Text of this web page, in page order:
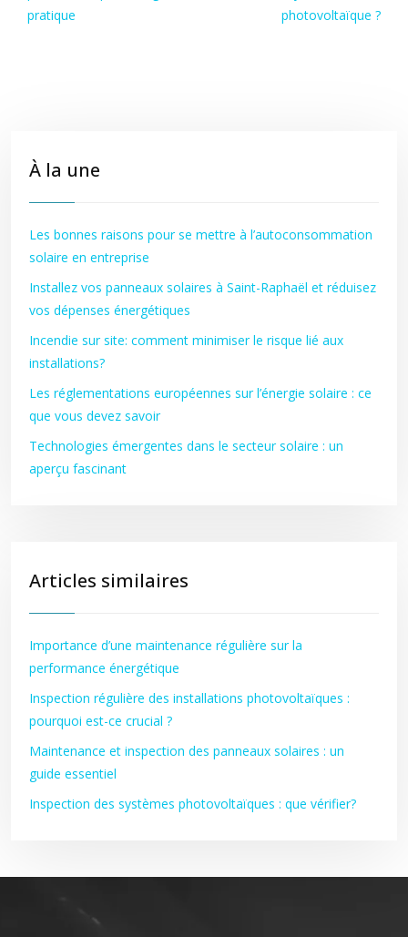
pratique
photovoltaïque ?
À la une
Les bonnes raisons pour se mettre à l’autoconsommation
solaire en entreprise
Installez vos panneaux solaires à Saint-Raphaël et réduisez
vos dépenses énergétiques
Incendie sur site: comment minimiser le risque lié aux
installations?
Les réglementations européennes sur l’énergie solaire : ce
que vous devez savoir
Technologies émergentes dans le secteur solaire : un
aperçu fascinant
Articles similaires
Importance d’une maintenance régulière sur la
performance énergétique
Inspection régulière des installations photovoltaïques :
pourquoi est-ce crucial ?
Maintenance et inspection des panneaux solaires : un
guide essentiel
Inspection des systèmes photovoltaïques : que vérifier?